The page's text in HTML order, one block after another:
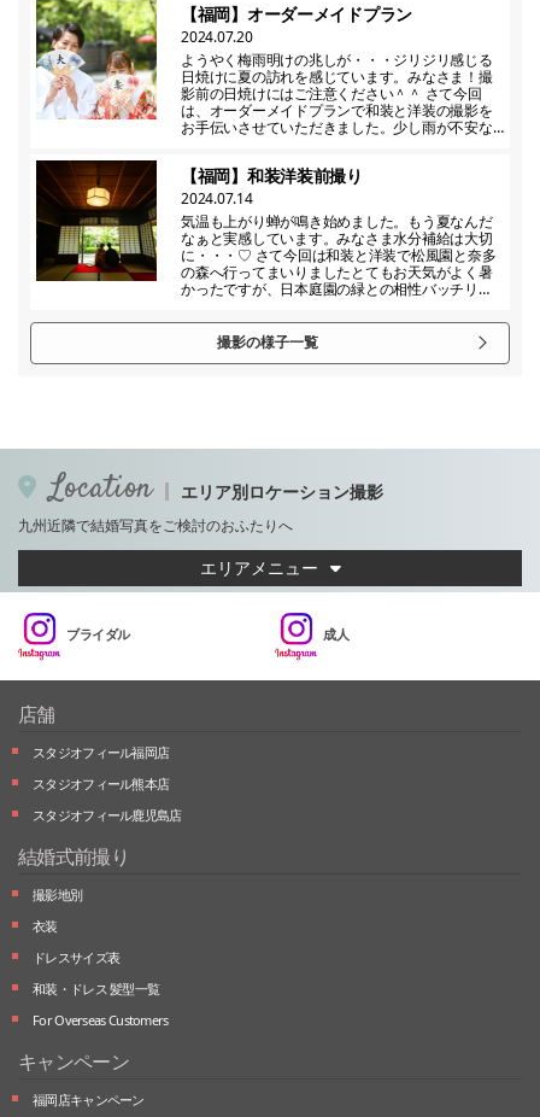
【福岡】オーダーメイドプラン
2024.07.20
ようやく梅雨明けの兆しが・・・ジリジリ感じる
日焼けに夏の訪れを感じています。みなさま！撮
影前の日焼けにはご注意ください＾＾ さて今回
は、オーダーメイドプランで和装と洋装の撮影を
お手伝いさせていただきました。少し雨が不安な…
【福岡】和装洋装前撮り
2024.07.14
気温も上がり蝉が鳴き始めました。もう夏なんだ
なぁと実感しています。みなさま水分補給は大切
に・・・♡ さて今回は和装と洋装で松風園と奈多
の森へ行ってまいりましたとてもお天気がよく暑
かったですが、日本庭園の緑との相性バッチリ…
撮影の様子一覧
Location エリア別ロケーション撮影
九州近隣で結婚写真をご検討のおふたりへ
エリアメニュー
ブライダル 成人
店舗
スタジオフィール福岡店
スタジオフィール熊本店
スタジオフィール鹿児島店
結婚式前撮り
撮影地別
衣装
ドレスサイズ表
和装・ドレス 髪型一覧
For Overseas Customers
キャンペーン
福岡店キャンペーン